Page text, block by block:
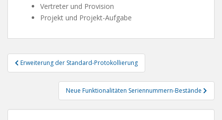
Vertreter und Provision
Projekt und Projekt-Aufgabe
Beitragsnavigation
Erweiterung der Standard-Protokollierung
Neue Funktionalitäten Seriennummern-Bestände